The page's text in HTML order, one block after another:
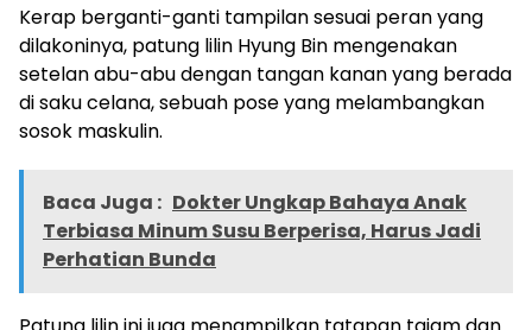
Kerap berganti-ganti tampilan sesuai peran yang
dilakoninya, patung lilin Hyung Bin mengenakan
setelan abu-abu dengan tangan kanan yang berada
di saku celana, sebuah pose yang melambangkan
sosok maskulin.
Baca Juga : Dokter Ungkap Bahaya Anak
Terbiasa Minum Susu Berperisa, Harus Jadi
Perhatian Bunda